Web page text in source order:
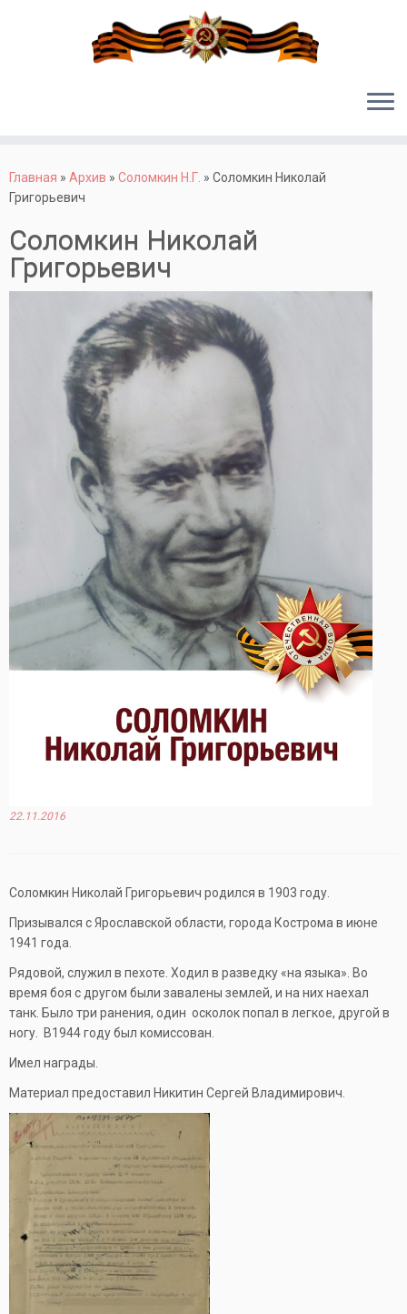
содержимому
Главная » Архив » Соломкин Н.Г. » Соломкин Николай
Григорьевич
Соломкин Николай
Григорьевич
22.11.2016
Соломкин Николай Григорьевич родился в 1903 году.
Призывался с Ярославской области, города Кострома в июне
1941 года.
Рядовой, служил в пехоте. Ходил в разведку «на языка». Во
время боя с другом были завалены землей, и на них наехал
танк. Было три ранения, один осколок попал в легкое, другой в
ногу. В1944 году был комиссован.
Имел награды.
Материал предоставил Никитин Сергей Владимирович.